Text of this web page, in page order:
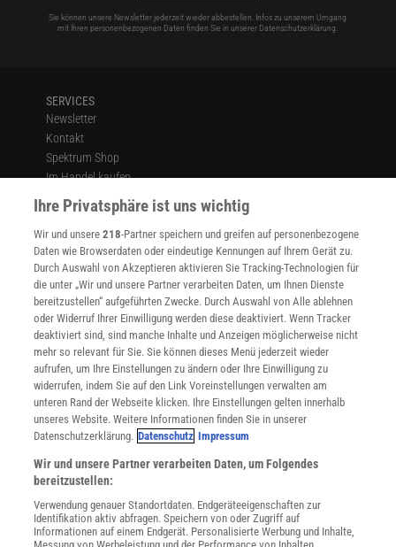
Sie können unsere Newsletter jederzeit wieder abbestellen. Infos zu unserem Umgang
mit Ihren personenbezogenen Daten finden Sie in unserer Datenschutzerklärung.
SERVICES
Newsletter
Kontakt
Spektrum Shop
Im Handel kaufen
Presse
Verträge kündigen
Widerruf
INFO
Mediadaten
Datenschutz
Nutzungsbedingungen
Cookie-Einstellungen
Utiq verwalten
Nutzungsbasierte Onlinewerbung
Alle Artikel
Impressum
Angebote für Schulen
Angebote für Institutionen
Sprachen lernen mit Gymglish
Lexika
Ihre Privatsphäre ist uns wichtig
Wir und unsere218-Partner speichern und greifen auf personenbezogene
Daten wie Browserdaten oder eindeutige Kennungen auf Ihrem Gerät zu.
Durch Auswahl von Akzeptieren aktivieren Sie Tracking-Technologien für
die unter „Wir und unsere Partner verarbeiten Daten, um Ihnen Dienste
bereitzustellen“ aufgeführten Zwecke. Durch Auswahl von Alle ablehnen
oder Widerruf Ihrer Einwilligung werden diese deaktiviert. Wenn Tracker
deaktiviert sind, sind manche Inhalte und Anzeigen möglicherweise nicht
mehr so relevant für Sie. Sie können dieses Menü jederzeit wieder
aufrufen, um Ihre Einstellungen zu ändern oder Ihre Einwilligung zu
widerrufen, indem Sie auf den Link Voreinstellungen verwalten am
unteren Rand der Webseite klicken. Ihre Einstellungen gelten innerhalb
unseres Website. Weitere Informationen finden Sie in unserer
Datenschutzerklärung. Datenschutz Impressum
Wir und unsere Partner verarbeiten Daten, um Folgendes
bereitzustellen:
Verwendung genauer Standortdaten. Endgeräteeigenschaften zur
Identifikation aktiv abfragen. Speichern von oder Zugriff auf
Informationen auf einem Endgerät. Personalisierte Werbung und Inhalte,